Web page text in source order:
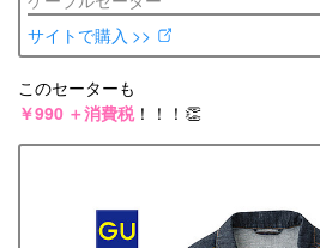
サイトで購入 >>
このセーターも
￥990 ＋消費税！！！👏